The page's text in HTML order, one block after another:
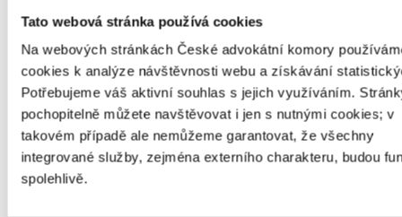
Tato webová stránka používá cookies
Na webových stránkách České advokátní komory
cookies k analýze návštěvnosti webu a získávání
Potřebujeme váš aktivní souhlas s jejich využíváním.
pochopitelně můžete navštěvovat i jen s nutnými cookies; v
takovém případě ale nemůžeme garantovat, že všechny
integrované služby, zejména externího charakteru, budou
spolehlivě.
Mgr. Bc.
Adam Ptašnik, Ph.D.
Mgr. Lukáš Seibert
Mgr. Kateřina
Selníková
Mgr. Karla Štuklová